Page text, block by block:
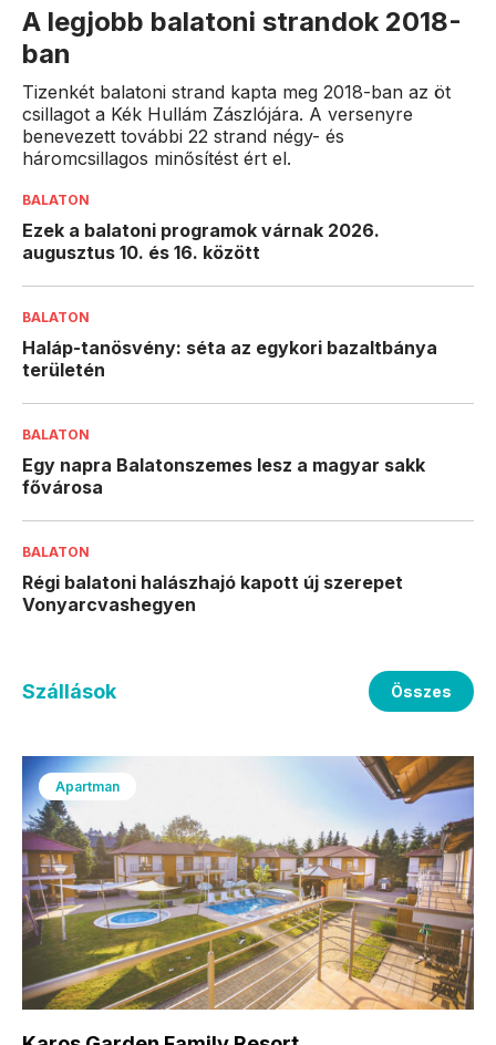
A legjobb balatoni strandok 2018-
ban
Tizenkét balatoni strand kapta meg 2018-ban az öt
csillagot a Kék Hullám Zászlójára. A versenyre
benevezett további 22 strand négy- és
háromcsillagos minősítést ért el.
BALATON
Ezek a balatoni programok várnak 2026.
augusztus 10. és 16. között
BALATON
Haláp-tanösvény: séta az egykori bazaltbánya
területén
BALATON
Egy napra Balatonszemes lesz a magyar sakk
fővárosa
BALATON
Régi balatoni halászhajó kapott új szerepet
Vonyarcvashegyen
Szállások Összes
Apartman